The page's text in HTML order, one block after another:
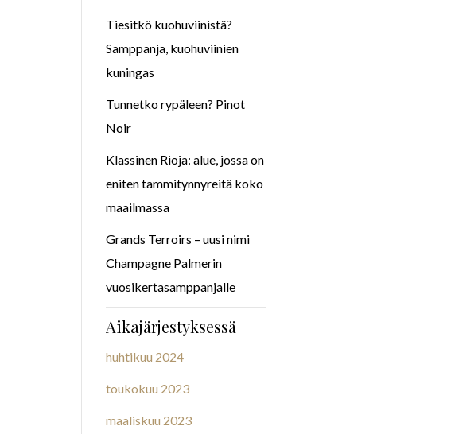
Tiesitkö kuohuviinistä?
Samppanja, kuohuviinien
kuningas
Tunnetko rypäleen? Pinot
Noir
Klassinen Rioja: alue, jossa on
eniten tammitynnyreitä koko
maailmassa
Grands Terroirs – uusi nimi
Champagne Palmerin
vuosikertasamppanjalle
Aikajärjestyksessä
huhtikuu 2024
toukokuu 2023
maaliskuu 2023